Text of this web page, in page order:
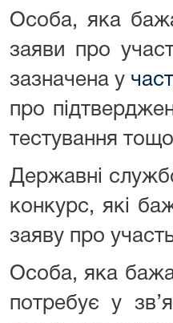
Особа, яка
заяви про
зазначена у
про
тестування
Державні
конкурс, які
заяву про
Особа, яка
потребує у